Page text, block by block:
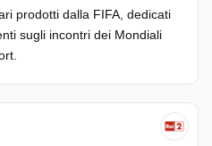
prodotti dalla FIFA, dedicati
sugli incontri dei Mondiali